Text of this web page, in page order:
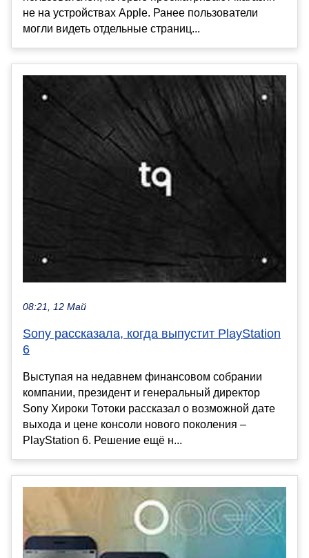
не на устройствах Apple. Ранее пользователи
могли видеть отдельные страниц...
08:21, 12 Май
Sony рассказала, когда выпустит PlayStation
6
Выступая на недавнем финансовом собрании
компании, президент и генеральный директор
Sony Хироки Тотоки рассказал о возможной дате
выхода и цене консоли нового поколения –
PlayStation 6. Решение ещё н...